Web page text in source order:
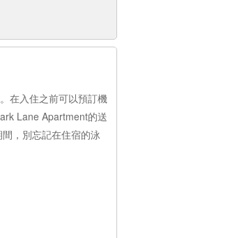
在入住之前可以預訂機
Lane Apartment的送
，別忘記在住宿的泳